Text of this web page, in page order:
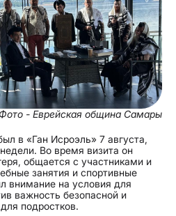
- Еврейская община Самары
в «Ган Исроэль» 7 августа,
Во время визита он
общается с участниками и
занятия и спортивные
внимание на условия для
важность безопасной и
подростков.